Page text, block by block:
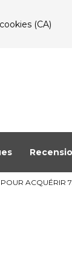
(CA)
ACQUÉRIR